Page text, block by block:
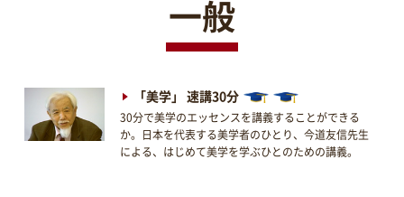
一般
「美学」 速講30分
30分で美学のエッセンスを講義することができる
か。日本を代表する美学者のひとり、今道友信先生
による、はじめて美学を学ぶひとのための講義。